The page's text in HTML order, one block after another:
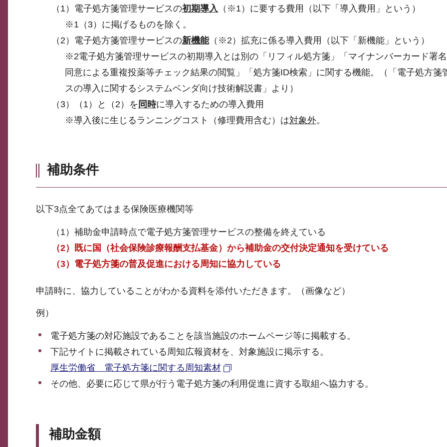
（1）電子処方箋管理サービスの初期導入 （※1）に要する費用（以下「導入費用」という）
※1（3）に掲げるものを除く。
（2）電子処方箋管理サービスの新機能（※2）拡充に係る導入費用（以下「新機能」という）
※2電子処方箋管理サービスの初期導入とは別の「リフィル処方箋」「マイナンバーカード署
同意による重複投薬等チェック結果の閲覧」「処方箋ID検索」に関する機能。（「電子処方箋
スの導入に関するシステムベンダ向け技術解説書」より）
（3）（1）と（2）を 同時に導入するための導入費用
※導入後に生じるランニングコスト（修理費用含む）は対象外。
補助条件
以下3点全てあてはまる保険医療機関等
（1）補助金申請時点で電子処方箋管理サービスの整備を終えている
（2）既に国（社会保険診療報酬支払基金）から補助金の交付決定通知を受けている
（3）電子処方箋の普及促進における周知に協力している
申請時に、協力していることがわかる資料を添付いただきます。（画像など）
例）
電子処方箋の対応施設であることを該当施設のホームページ等に掲載する。
下記サイトに掲載されている周知広報資材を、対象施設に掲示する。
厚生労働省 電子処方箋に関する周知素材
その他、必要に応じて県が行う電子処方箋の利用促進に資する取組へ協力する。
補助金額